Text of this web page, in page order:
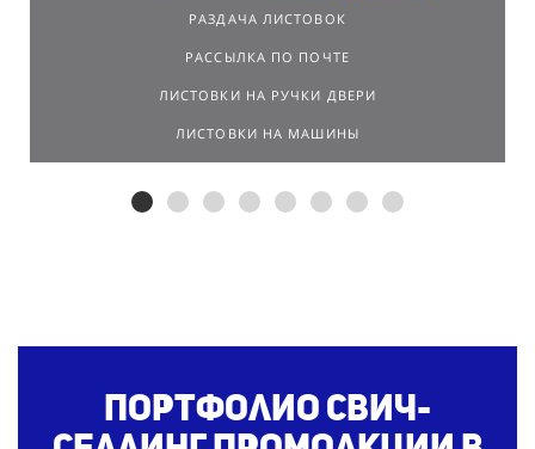
РАЗДАЧА ЛИСТОВОК
РАССЫЛКА ПО ПОЧТЕ
ЛИСТОВКИ НА РУЧКИ ДВЕРИ
ЛИСТОВКИ НА МАШИНЫ
Портфолио свич-